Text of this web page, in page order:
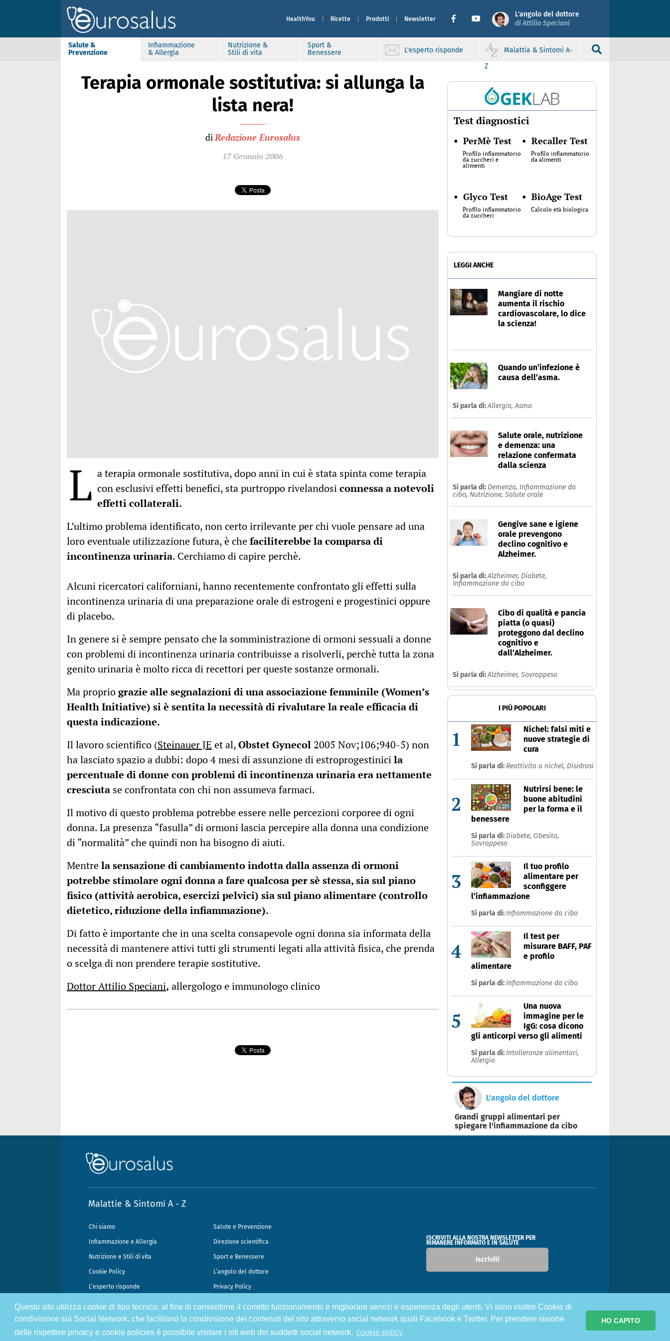
Questo sito utilizza cookie di tipo tecnico, al fine di consentirne il corretto funzionamento e migliorare servizi e esperienza degli utenti. Vi sono inoltre Cookie di
condivisione sui Social Network, che facilitano la condivisione dei contenuti del sito attraverso social network quali Facebook e Twitter. Per prendere visione
delle rispettive privacy e cookie policies è possibile visitare i siti web dei suddetti social network. cookie policy
HO CAPITO
HealthYou Ricette Prodotti Newsletter
L'angolo del dottore
di Attilio Speciani
Salute &
Prevenzione
Infiammazione
& Allergia
Nutrizione &
Stili di vita
Sport &
Benessere
L'esperto risponde
Malattia & Sintomi A-
Z
Terapia ormonale sostitutiva: si allunga la
lista nera!
diRedazione Eurosalus
17 Gennaio 2006
L a terapia ormonale sostitutiva, dopo anni in cui è stata spinta come terapia
con esclusivi effetti benefici, sta purtroppo rivelandosiconnessa a notevoli
effetti collaterali.
L’ultimo problema identificato, non certo irrilevante per chi vuole pensare ad una
loro eventuale utilizzazione futura, è chefaciliterebbe la comparsa di
incontinenza urinaria. Cerchiamo di capire perchè.
Alcuni ricercatori californiani, hanno recentemente confrontato gli effetti sulla
incontinenza urinaria di una preparazione orale di estrogeni e progestinici oppure
di placebo.
In genere si è sempre pensato che la somministrazione di ormoni sessuali a donne
con problemi di incontinenza urinaria contribuisse a risolverli, perchè tutta la zona
genito urinaria è molto ricca di recettori per queste sostanze ormonali.
Ma propriograzie alle segnalazioni di una associazione femminile (Women’s
Health Initiative) si è sentita la necessità di rivalutare la reale efficacia di
questa indicazione.
Il lavoro scientifico (Steinauer JE et al,Obstet Gynecol 2005 Nov;106;940-5) non
ha lasciato spazio a dubbi: dopo 4 mesi di assunzione di estroprogestinicila
percentuale di donne con problemi di incontinenza urinaria era nettamente
cresciuta se confrontata con chi non assumeva farmaci.
Il motivo di questo problema potrebbe essere nelle percezioni corporee di ogni
donna. La presenza “fasulla” di ormoni lascia percepire alla donna una condizione
di “normalità” che quindi non ha bisogno di aiuti.
Mentrela sensazione di cambiamento indotta dalla assenza di ormoni
potrebbe stimolare ogni donna a fare qualcosa per sè stessa, sia sul piano
fisico (attività aerobica, esercizi pelvici) sia sul piano alimentare (controllo
dietetico, riduzione della infiammazione).
Di fatto è importante che in una scelta consapevole ogni donna sia informata della
necessità di mantenere attivi tutti gli strumenti legati alla attività fisica, che prenda
o scelga di non prendere terapie sostitutive.
Dottor Attilio Speciani, allergologo e immunologo clinico
Test diagnostici
• PerMè Test
Profilo infiammatorio
da zuccheri e
alimenti
• Recaller Test
Profilo infiammatorio
da alimenti
• Glyco Test
Profilo infiammatorio
da zuccheri
• BioAge Test
Calcolo età biologica
LEGGI ANCHE
Mangiare di notte
aumenta il rischio
cardiovascolare, lo dice
la scienza!
Quando un’infezione è
causa dell’asma.
Si parla di:Allergia,Asma
Salute orale, nutrizione
e demenza: una
relazione confermata
dalla scienza
Si parla di: Demenza, Infiammazione da
cibo, Nutrizione, Salute orale
Gengive sane e igiene
orale prevengono
declino cognitivo e
Alzheimer.
Si parla di:Alzheimer, Diabete,
Infiammazione da cibo
Cibo di qualità e pancia
piatta (o quasi)
proteggono dal declino
cognitivo e
dall’Alzheimer.
Si parla di:Alzheimer, Sovrappeso
I PIÚ POPOLARI
1
Nichel: falsi miti e
nuove strategie di
cura
Si parla di: Reattivita a nichel, Disidrosi
2
Nutrirsi bene: le
buone abitudini
per la forma e il
benessere
Si parla di: Diabete, Obesita,
Sovrappeso
3
Il tuo profilo
alimentare per
sconfiggere
l’infiammazione
Si parla di: Infiammazione da cibo
4
Il test per
misurare BAFF, PAF
e profilo
alimentare
Si parla di: Infiammazione da cibo
5
Una nuova
immagine per le
IgG: cosa dicono
gli anticorpi verso gli alimenti
Si parla di: Intolleranze alimentari,
Allergia
L'angolo del dottore
Grandi gruppi alimentari per
spiegare l'infiammazione da cibo
Malattie & Sintomi A - Z
Chi siamo Salute e Prevenzione
Infiammazione e Allergia Direzione scientifica
Nutrizione e Stili di vita Sport e Benessere
Cookie Policy L’angolo del dottore
L’esperto risponde Privacy Policy
ISCRIVITI ALLA NOSTRA NEWSLETTER PER
RIMANERE INFORMATO E IN SALUTE
Iscriviti
@2026 - Gek Srl, P.IVA 07333890965 - Direzione Scientifica Dottor Attilio Francesco Speciani